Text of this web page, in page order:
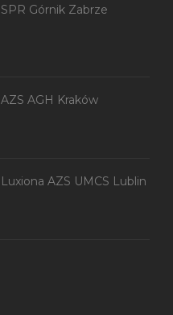
Górnik Zabrze
AGH Kraków
AZS UMCS Lublin